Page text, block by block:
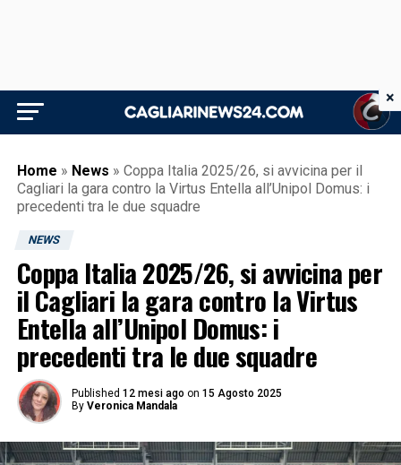
Home » News » Coppa Italia 2025/26, si avvicina per il
Cagliari la gara contro la Virtus Entella all’Unipol Domus: i
precedenti tra le due squadre
NEWS
Coppa Italia 2025/26, si avvicina per
il Cagliari la gara contro la Virtus
Entella all’Unipol Domus: i
precedenti tra le due squadre
Published 12 mesi ago on 15 Agosto 2025
By Veronica Mandala
×